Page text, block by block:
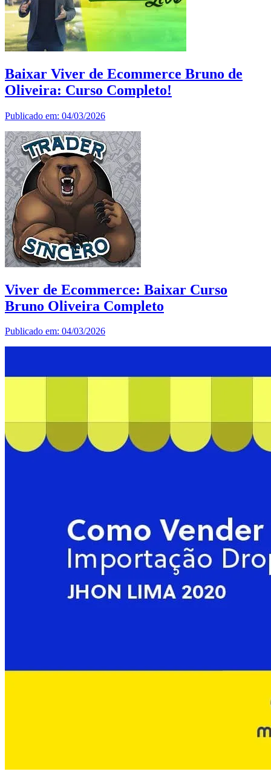
Baixar Viver de Ecommerce Bruno de
Oliveira: Curso Completo!
Publicado em: 04/03/2026
Viver de Ecommerce: Baixar Curso
Bruno Oliveira Completo
Publicado em: 04/03/2026